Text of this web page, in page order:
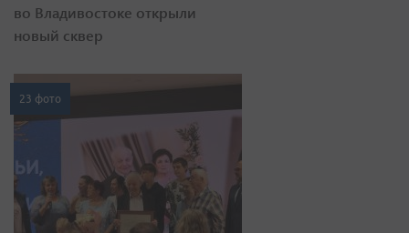
во Владивостоке открыли
новый сквер
23 фото